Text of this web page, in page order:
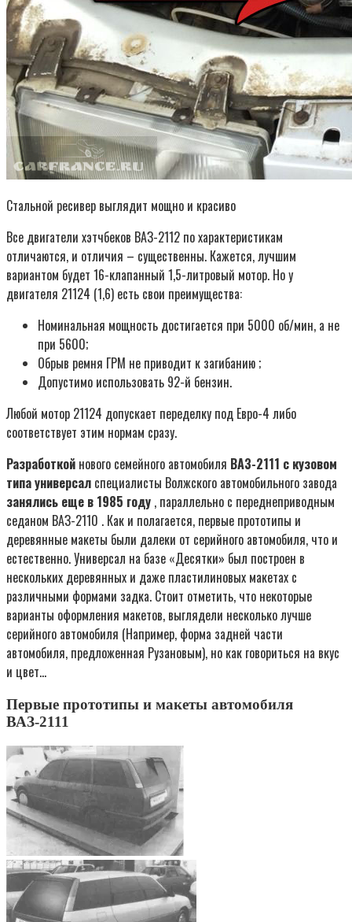
Стальной ресивер выглядит мощно и красиво
Все двигатели хэтчбеков ВАЗ-2112 по характеристикам
отличаются, и отличия – существенны. Кажется, лучшим
вариантом будет 16-клапанный 1,5-литровый мотор. Но у
двигателя 21124 (1,6) есть свои преимущества:
Номинальная мощность достигается при 5000 об/мин, а не
при 5600;
Обрыв ремня ГРМ не приводит к загибанию ;
Допустимо использовать 92-й бензин.
Любой мотор 21124 допускает переделку под Евро-4 либо
соответствует этим нормам сразу.
Разработкой нового семейного автомобиля ВАЗ-2111 с кузовом
типа универсал специалисты Волжского автомобильного завода
занялись еще в 1985 году , параллельно с переднеприводным
седаном ВАЗ-2110 . Как и полагается, первые прототипы и
деревянные макеты были далеки от серийного автомобиля, что и
естественно. Универсал на базе «Десятки» был построен в
нескольких деревянных и даже пластилиновых макетах с
различными формами задка. Стоит отметить, что некоторые
варианты оформления макетов, выглядели несколько лучше
серийного автомобиля (Например, форма задней части
автомобиля, предложенная Рузановым), но как говориться на вкус
и цвет…
Первые прототипы и макеты автомобиля
ВАЗ-2111